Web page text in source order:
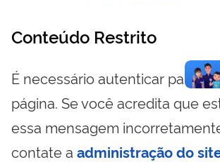
Conteúdo Restrito
É necessário autenticar para
página. Se você acredita que
essa mensagem
contate a administração do